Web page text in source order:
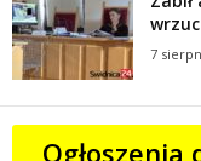
7
Ogłoszenia